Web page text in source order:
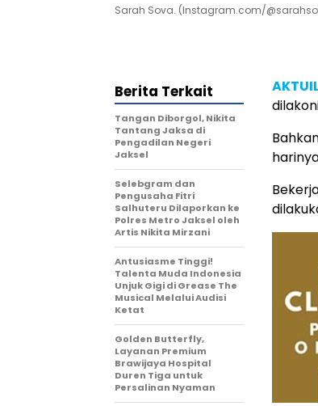
Sarah Sova. (Instagram.com/
Berita Terkait
Tangan Diborgol, Nikita
Tantang Jaksa di
Pengadilan Negeri
Jaksel
Selebgram dan
Pengusaha Fitri
Salhuteru Dilaporkan ke
Polres Metro Jaksel oleh
Artis Nikita Mirzani
Antusiasme Tinggi!
Talenta Muda Indonesia
Unjuk Gigi di Grease The
Musical Melalui Audisi
Ketat
Golden Butterfly,
Layanan Premium
Brawijaya Hospital
Duren Tiga untuk
Persalinan Nyaman